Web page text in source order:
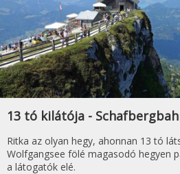
13 tó kilátója -
Ritka az olyan hegy, ahonnan 13 tó
Wolfgangsee fölé magasodó hegyen
a látogatók elé.